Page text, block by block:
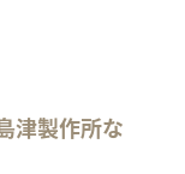
津製作所な